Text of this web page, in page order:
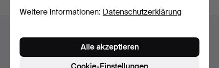
Sie suchen in unserem Archiv der beendeten
Weitere Informationen: Datenschutzerklärung
Alle akzeptieren